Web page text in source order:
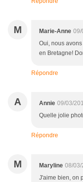
M Marie-Anne 09/
Oui, nous
en Bretagne!
Répondre
A Annie 09/03/
Quelle jolie
Répondre
M Maryline 08/03/
J'aime bien, on